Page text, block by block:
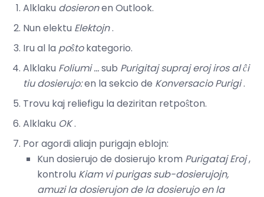
Alklaku dosieronen Outlook.
Nun elektu Elektojn.
Iru al la poŝtokategorio.
Alklaku Foliumi ...sub Purigitaj supraj eroj iros al ĉi
tiu dosierujo:en la sekcio de Konversacio Purigi.
Trovu kaj reliefigu la deziritan retpoŝton.
Alklaku OK.
Por agordi aliajn purigajn eblojn:
Kun dosierujo de dosierujo krom Purigataj Eroj,
kontrolu Kiam vi purigas sub-dosierujojn,
amuzi la dosierujon de la dosierujo en la